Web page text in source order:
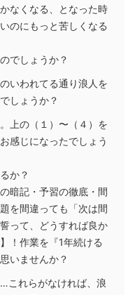
なくなる、となった時
のにもっと苦しくなる
でしょうか？
いわれてる通り浪人を
しょうか？
上の（１）〜（４）を
感じになったでしょう
か？
暗記・予習の徹底・間
を間違っても「次は間
って、どうすれば良か
！作業を『1年続ける
いませんか？
これらがなければ、浪